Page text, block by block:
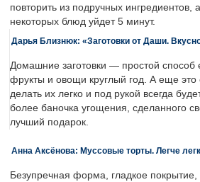
повторить из подручных ингредиентов,
некоторых блюд уйдет 5 минут.
Дарья Близнюк: «Заготовки от Даши.
Домашние заготовки — простой способ
фрукты и овощи круглый год. А еще это
делать их легко и под рукой всегда
более баночка угощения, сделанного
лучший подарок.
Анна Аксёнова: Муссовые торты. Легче
Безупречная форма, гладкое